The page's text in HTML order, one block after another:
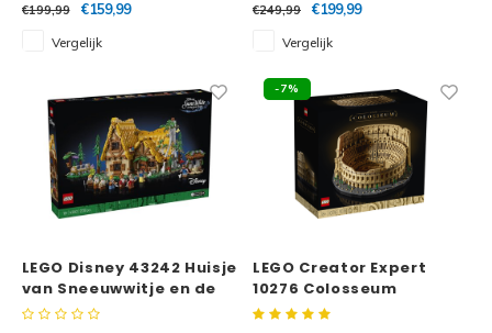
Exclusive
Friends
Harry Potter
€199,99
€159,99
Vergelijk
€249,99
€199,99
Vergelijk
LEGO Disney 43242 Huisje
van Sneeuwwitje en de
zeven dwergen
-7%
LEGO Creator Expert
10276 Colosseum